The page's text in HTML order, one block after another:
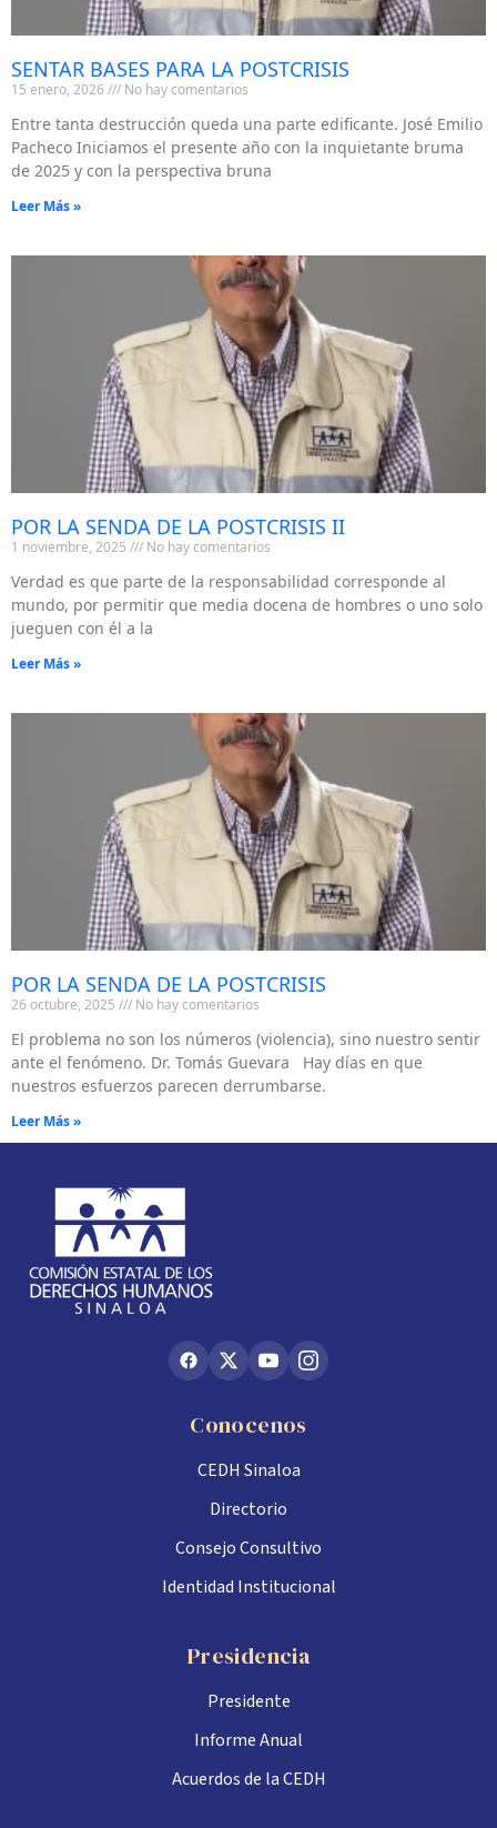
SENTAR BASES PARA LA POSTCRISIS
15 enero, 2026 No hay comentarios
Entre tanta destrucción queda una parte edificante. José Emilio
Pacheco Iniciamos el presente año con la inquietante bruma
de 2025 y con la perspectiva bruna
Leer Más »
POR LA SENDA DE LA POSTCRISIS II
1 noviembre, 2025 No hay comentarios
Verdad es que parte de la responsabilidad corresponde al
mundo, por permitir que media docena de hombres o uno solo
jueguen con él a la
Leer Más »
POR LA SENDA DE LA POSTCRISIS
26 octubre, 2025 No hay comentarios
El problema no son los números (violencia), sino nuestro sentir
ante el fenómeno. Dr. Tomás Guevara Hay días en que
nuestros esfuerzos parecen derrumbarse.
Leer Más »
Conocenos
CEDH Sinaloa
Directorio
Consejo Consultivo
Identidad Institucional
Presidencia
Presidente
Informe Anual
Acuerdos de la CEDH